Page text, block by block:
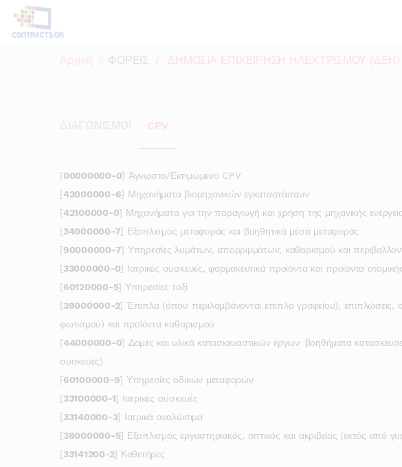
Αρχική ΦΟΡΕΙΣ ΔΗΜΟΣΙΑ ΕΠΙΧΕΙΡΗΣΗ ΗΛΕΚΤΡΙΣΜΟΥ (ΔΕΗ)
CPV
[00000000-0] Άγνωστο/Εκτιμώμενο CPV
[42000000-6] Μηχανήματα βιομηχανικών εγκαταστάσεων
[42100000-0] Μηχανήματα για την παραγωγή και χρήση της μηχανικής
[34000000-7] Εξοπλισμός μεταφοράς και βοηθητικά μέσα μεταφοράς
[90000000-7] Υπηρεσίες λυμάτων, απορριμμάτων, καθαρισμού και
[33000000-0] Ιατρικές συσκευές, φαρμακευτικά προϊόντα και προϊόντα
[60120000-5] Υπηρεσίες ταξί
[39000000-2] Έπιπλα (όπου περιλαμβάνονται έπιπλα γραφείου), επιπλώσεις,
φωτισμού) και προϊόντα καθαρισμού
[44000000-0] Δομές και υλικά κατασκευαστικών έργων· βοηθήματα
συσκευές)
[60100000-9] Υπηρεσίες οδικών μεταφορών
[33100000-1] Ιατρικές συσκευές
[33140000-3] Ιατρικά αναλώσιμα
[38000000-5] Εξοπλισμός εργαστηριακός, οπτικός και ακριβείας (εκτός από
[33141200-2] Καθετήρες